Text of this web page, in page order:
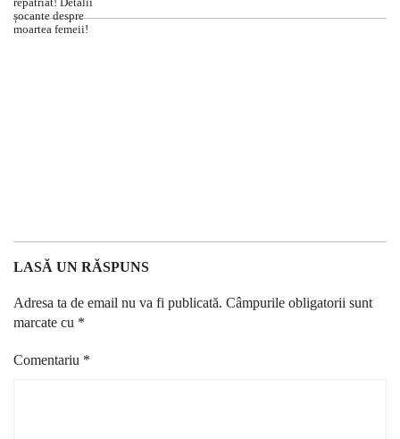
LASĂ UN RĂSPUNS
Adresa ta de email nu va fi publicată. Câmpurile obligatorii sunt
marcate cu *
Comentariu *